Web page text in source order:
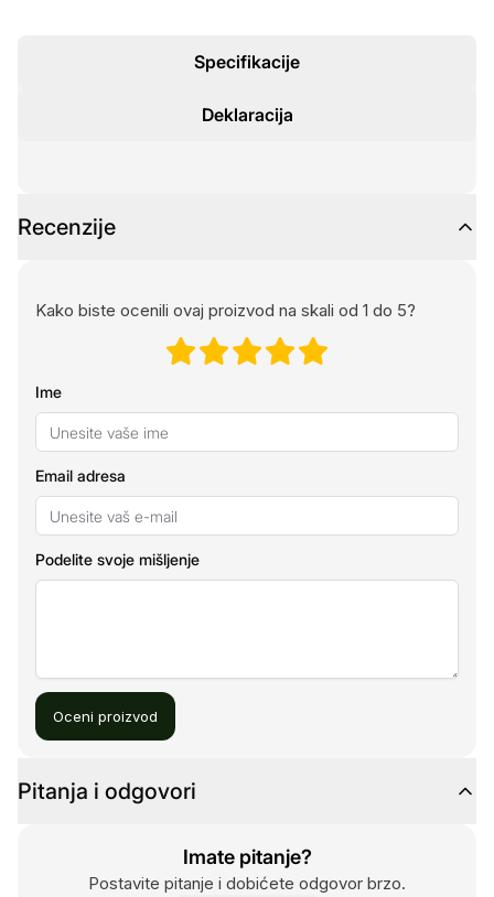
Specifikacije
Deklaracija
Recenzije
Kako biste ocenili ovaj proizvod na skali od 1 do 5?
Ime
Email adresa
Podelite svoje mišljenje
Oceni proizvod
Pitanja i odgovori
Imate pitanje?
Postavite pitanje i dobićete odgovor brzo.